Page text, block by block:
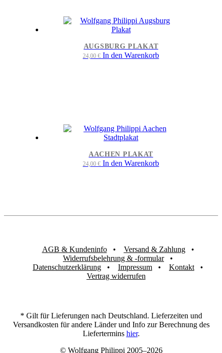
AUGSBURG PLAKAT
24,00 € In den Warenkorb
AACHEN PLAKAT
24,00 € In den Warenkorb
AGB & Kundeninfo
Versand & Zahlung
Widerrufsbelehrung & -formular
Datenschutzerklärung
Impressum
Kontakt
Vertrag widerrufen
* Gilt für Lieferungen nach Deutschland. Lieferzeiten und
Versandkosten für andere Länder und Info zur Berechnung des
Liefertermins hier.
© Wolfgang Philippi 2005–2026